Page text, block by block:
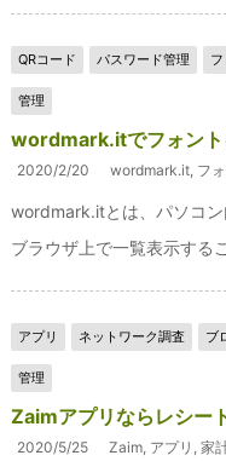
QRコード パスワード管理
管理
wordmark.itでフォント
2020/2/20 wordmark.it, フ
wordmark.itとは、パソコ
ブラウザ上で一覧表示する
アプリ ネットワーク調査 ブ
管理
Zaimアプリならレシー
2020/5/25 Zaim, アプリ , 家